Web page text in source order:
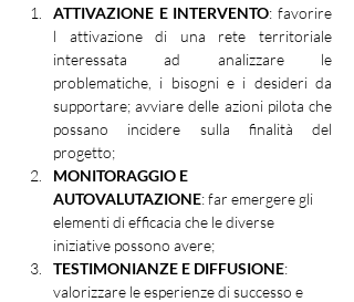
ATTIVAZIONE E INTERVENTO: favorire
l attivazione di una rete territoriale
interessata ad analizzare le
problematiche, i bisogni e i desideri da
supportare; avviare delle azioni pilota che
possano incidere sulla finalità del
progetto;
MONITORAGGIO E
AUTOVALUTAZIONE: far emergere gli
elementi di efficacia che le diverse
iniziative possono avere;
TESTIMONIANZE E DIFFUSIONE:
valorizzare le esperienze di successo e